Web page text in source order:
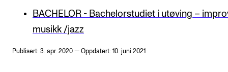
BACHELOR - Bachelorstudiet i utøving –
musikk /jazz
Publisert: 3. apr. 2020 — Oppdatert: 10. juni 2021